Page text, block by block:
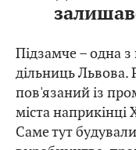
Підзамче – одна
дільниць Львова.
пов'язаний із
міста наприкінці
Саме тут